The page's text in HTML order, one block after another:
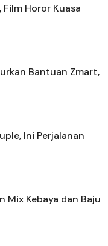
Horor Kuasa
Bantuan Zmart,
Ini Perjalanan
Mix Kebaya dan Baju